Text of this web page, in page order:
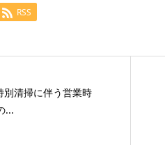
RSS
別清掃に伴う営業時
...